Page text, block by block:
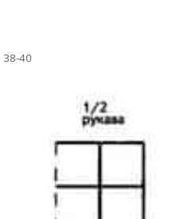
38-40